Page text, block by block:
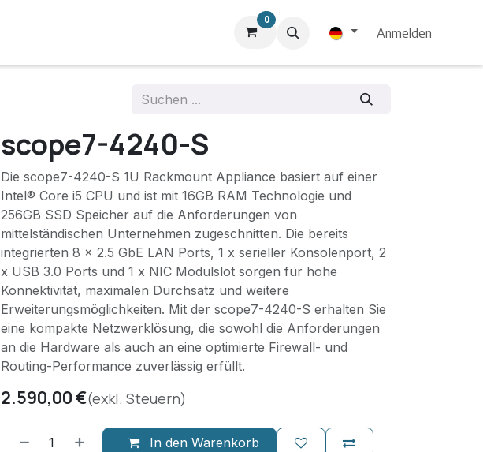
0
Anmelden
scope7-4240-S
Die scope7-4240-S 1U Rackmount Appliance basiert auf einer
Intel® Core i5 CPU und ist mit 16GB RAM Technologie und
256GB SSD Speicher auf die Anforderungen von
mittelständischen Unternehmen zugeschnitten. Die bereits
integrierten 8 x 2.5 GbE LAN Ports, 1 x serieller Konsolenport, 2
x USB 3.0 Ports und 1 x NIC Modulslot sorgen für hohe
Konnektivität, maximalen Durchsatz und weitere
Erweiterungsmöglichkeiten. Mit der scope7-4240-S erhalten Sie
eine kompakte Netzwerklösung, die sowohl die Anforderungen
an die Hardware als auch an eine optimierte Firewall- und
Routing-Performance zuverlässig erfüllt.
2.590,00€(exkl. Steuern)
In den Warenkorb